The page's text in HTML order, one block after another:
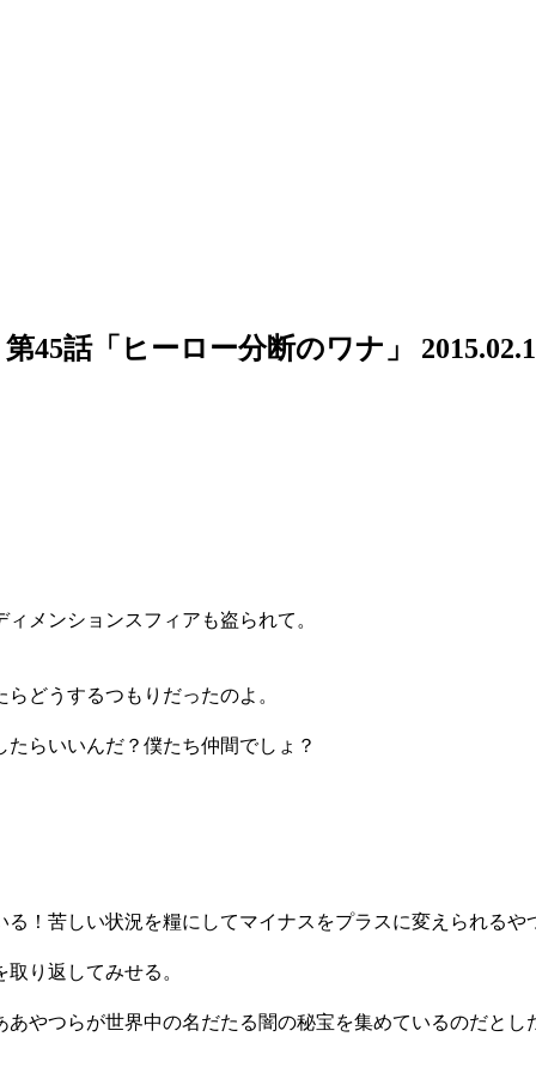
話「ヒーロー分断のワナ」
メンションスフィアも盗られて。
どうするつもりだったのよ。
らいいんだ？僕たち仲間でしょ？
！苦しい状況を糧にしてマイナスをプラスに変えられるや
り返してみせる。
やつらが世界中の名だたる闇の秘宝を集めているのだと